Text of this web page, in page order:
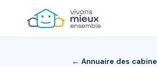
← Annuaire des